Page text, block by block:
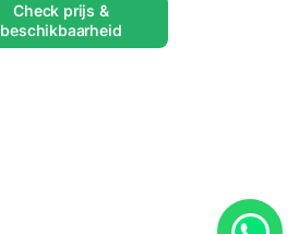
Check prijs &
beschikbaarheid